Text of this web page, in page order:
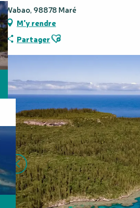
Wabao, 98878 Maré
M'y rendre
PartagerAjouter aux favoris